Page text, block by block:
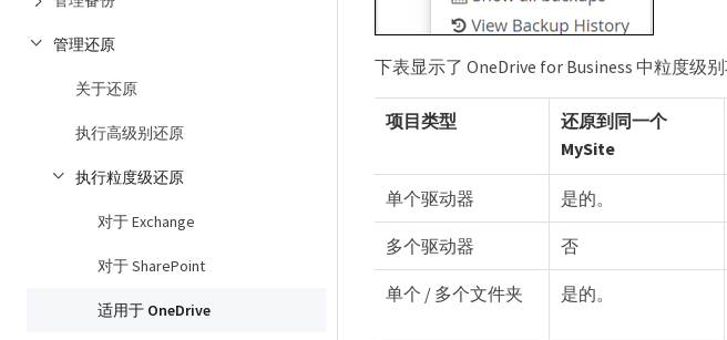
管理还原
关于还原
执行高级别还原
执行粒度级还原
对于 Exchange
对于 SharePoint
适用于 OneDrive
下表显示了 OneDrive for Business 中粒度级
项目类型
还原到同一个
MySite
单个驱动器 是的。
多个驱动器 否
单个 / 多个文件夹 是的。